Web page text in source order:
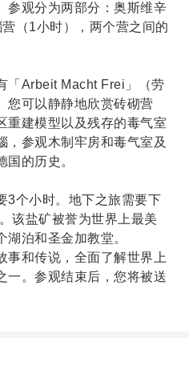
参观分为两部分：奥斯维辛
（1小时），两个营之间的
「Arbeit Macht Frei」（劳
您可以静静地欣赏砖砌营
重建模型以及残存的毒气室
，参观木制牢房和毒气室及
的历史。
3个小时。地下之旅需要下
该盐矿被誉为世界上最美
泊和圣金加教堂。
事和传说，全面了解世界上
一。参观结束后，您将被送